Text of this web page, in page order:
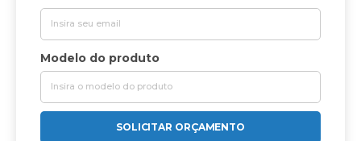
Modelo do produto
SOLICITAR ORÇAMENTO